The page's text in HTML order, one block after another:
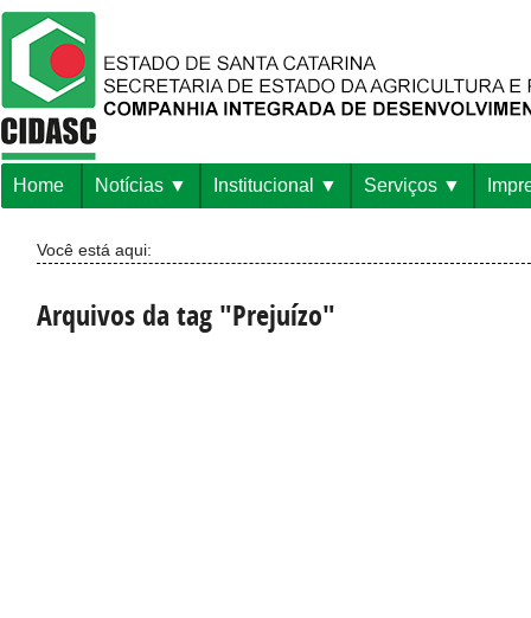
Home Notícias Institucional Serviços
Você está aqui:
Arquivos da tag "Prejuízo"